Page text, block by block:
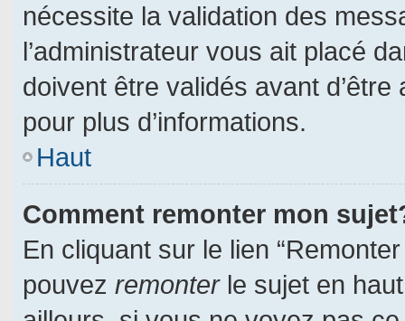
nécessite la validation des
l’administrateur vous ait placé
doivent être validés avant
pour plus d’informations.
Haut
Comment remonter mon
En cliquant sur le lien
pouvez remonterle sujet en